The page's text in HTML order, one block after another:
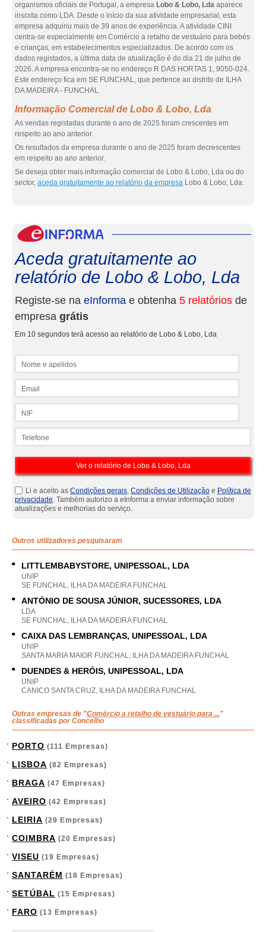
organismos oficiais de Portugal, a empresa Lobo & Lobo, Lda aparece
inscrita como LDA. Desde o início da sua atividade empresarial, esta
empresa adquiriu mais de 39 anos de experiência. A atividade CINI
centra-se especialmente em Comércio a retalho de vestuário para bebés
e crianças, em estabelecimentos especializados. De acordo com os
dados registados, a última data de atualização é do dia 21 de julho de
2026. A empresa encontra-se no endereço R DAS HORTAS 1, 9050-024.
Este endereço fica em SE FUNCHAL, que pertence ao distrito de ILHA
DA MADEIRA - FUNCHAL.
Informação Comercial de Lobo & Lobo, Lda
As vendas registadas durante o ano de 2025 foram crescentes em
respeito ao ano anterior.
Os resultados da empresa durante o ano de 2025 foram decrescentes
em respeito ao ano anterior.
Se deseja obter mais informação comercial de Lobo & Lobo, Lda ou do
sector, aceda gratuitamente ao relatório da empresa Lobo & Lobo, Lda.
Aceda gratuitamente ao
relatório de Lobo & Lobo, Lda
Registe-se na eInforma e obtenha 5 relatórios de
empresa grátis
Em 10 segundos terá acesso ao relatório de Lobo & Lobo, Lda
Li e aceito as Condições gerais, Condições de Utilização e Política de
privacidade. Também autorizo a eInforma a enviar informação sobre
atualizações e melhorias do serviço.
Outros utilizadores pesquisaram
LITTLEMBABYSTORE, UNIPESSOAL, LDA
UNIP
SE FUNCHAL, ILHA DA MADEIRA FUNCHAL
ANTÓNIO DE SOUSA JÚNIOR, SUCESSORES, LDA
LDA
SE FUNCHAL, ILHA DA MADEIRA FUNCHAL
CAIXA DAS LEMBRANÇAS, UNIPESSOAL, LDA
UNIP
SANTA MARIA MAIOR FUNCHAL, ILHA DA MADEIRA FUNCHAL
DUENDES & HERÓIS, UNIPESSOAL, LDA
UNIP
CANICO SANTA CRUZ, ILHA DA MADEIRA FUNCHAL
Outras empresas de "Comércio a retalho de vestuário para ..."
classificadas por Concelho
PORTO (111 Empresas)
LISBOA (82 Empresas)
BRAGA (47 Empresas)
AVEIRO (42 Empresas)
LEIRIA (29 Empresas)
COIMBRA (20 Empresas)
VISEU (19 Empresas)
SANTARÉM (18 Empresas)
SETÚBAL (15 Empresas)
FARO (13 Empresas)